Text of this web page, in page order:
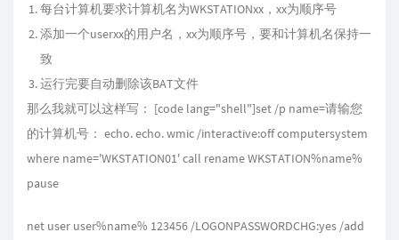
每台计算机要求计算机名为WKSTATIONxx，xx为顺序号
添加一个userxx的用户名，xx为顺序号，要和计算机名保持一
致
运行完要自动删除该BAT文件
那么我就可以这样写： [code lang="shell"]set /p name=请输您
的计算机号： echo. echo. wmic /interactive:off computersystem
where name='WKSTATION01' call rename WKSTATION%name%
pause
net user user%name% 123456 /LOGONPASSWORDCHG:yes /add